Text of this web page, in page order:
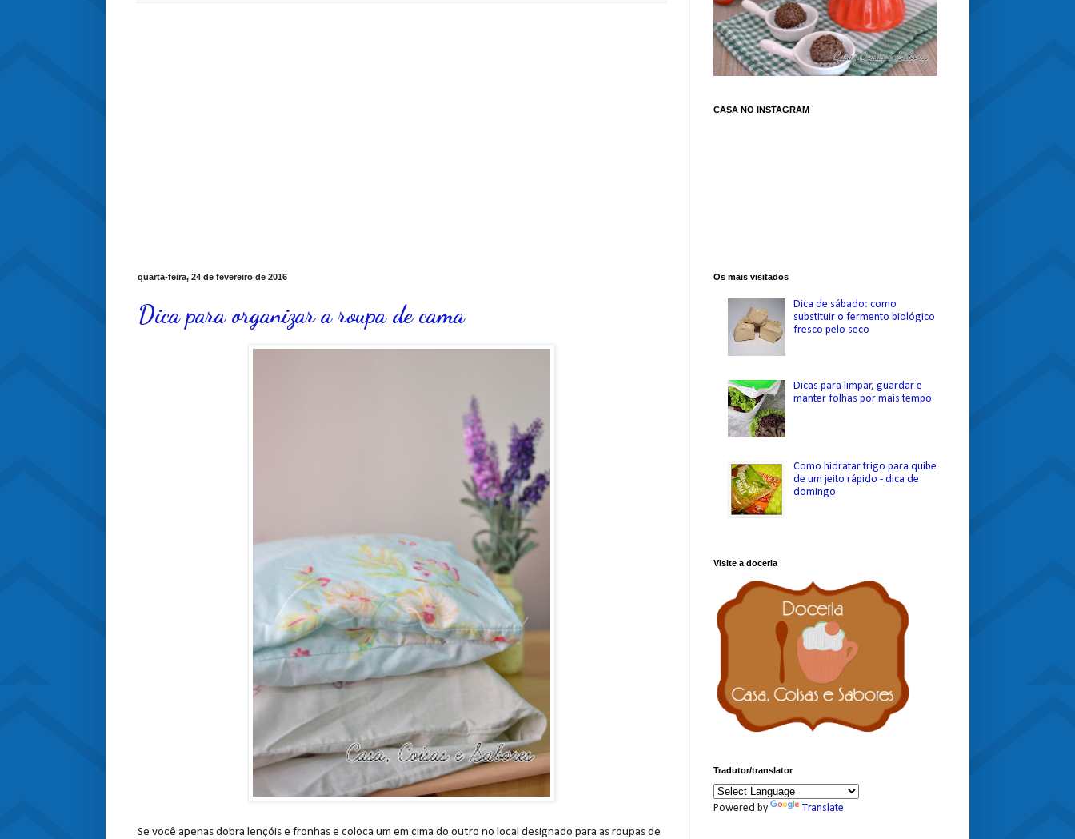
quarta-feira, 24 de fevereiro de 2016
Dica para organizar a roupa de cama
Se você apenas dobra lençóis e fronhas e coloca um em cima do outro no local designado para as roupas de
CASA NO INSTAGRAM
Os mais visitados
Dica de sábado: como
substituir o fermento biológico
fresco pelo seco
Dicas para limpar, guardar e
manter folhas por mais tempo
Como hidratar trigo para quibe
de um jeito rápido - dica de
domingo
Visite a doceria
Tradutor/translator
Powered by Translate